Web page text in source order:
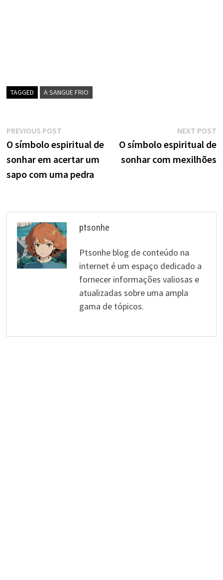
TAGGED A SANGUE FRIO
Navegação
de
artigos
PREVIOUS POSTPrevious
post:
O símbolo espiritual de
sonhar em acertar um
sapo com uma pedra
NEXT POST
O símbolo espiritual de
sonhar com mexilhões
ptsonhe
Ptsonhe blog de conteúdo na
internet é um espaço dedicado a
fornecer informações valiosas e
atualizadas sobre uma ampla
gama de tópicos.